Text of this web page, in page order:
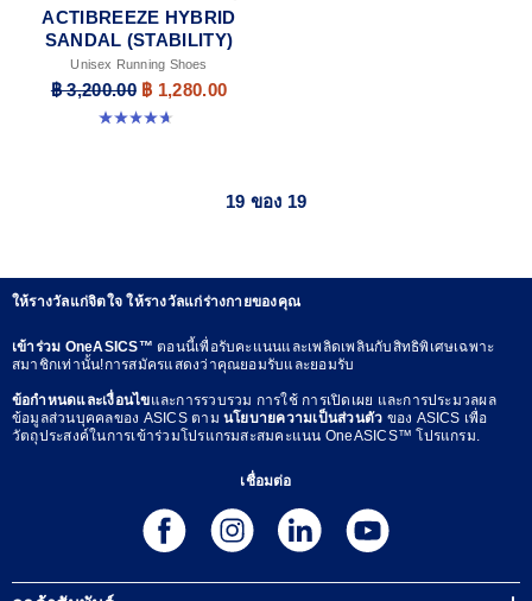
ACTIBREEZE HYBRID
SANDAL (STABILITY)
Unisex Running Shoes
฿ 3,200.00 ฿ 1,280.00
4.7 จาก 5 ดาว 302 รีวิว
19 ของ 19
ให้รางวัลแก่จิตใจ ให้รางวัลแก่ร่างกายของคุณ
เข้าร่วม OneASICS™ตอนนี้เพื่อรับคะแนนและเพลิดเพลินกับสิทธิพิเศษเฉพาะ
สมาชิกเท่านั้น!การสมัครแสดงว่าคุณยอมรับและยอมรับ
ข้อกำหนดและเงื่อนไขและการรวบรวม การใช้ การเปิดเผย และการประมวลผล
ข้อมูลส่วนบุคคลของ ASICS ตาม นโยบายความเป็นส่วนตัว ของ ASICS เพื่อ
วัตถุประสงค์ในการเข้าร่วมโปรแกรมสะสมคะแนน OneASICS™ โปรแกรม.
เชื่อมต่อ